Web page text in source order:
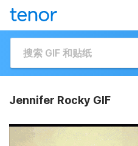
Jennifer Rocky GIF